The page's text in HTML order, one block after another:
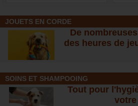
JOUETS EN CORDE
De
des heures de
SOINS ET SHAMPOOING
Tout pour
votre